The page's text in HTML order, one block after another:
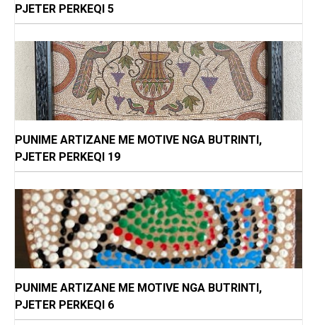
PJETER PERKEQI 5
PUNIME ARTIZANE ME MOTIVE NGA BUTRINTI,
PJETER PERKEQI 19
PUNIME ARTIZANE ME MOTIVE NGA BUTRINTI,
PJETER PERKEQI 6